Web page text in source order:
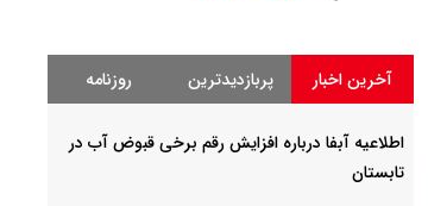
آخرین اخبار پربازدیدترین روزنامه
اطلاعیه آبفا درباره افزایش رقم برخی قبوض آب در
تابستان